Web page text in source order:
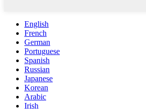
English
French
German
Portuguese
Spanish
Russian
Japanese
Korean
Arabic
Irish